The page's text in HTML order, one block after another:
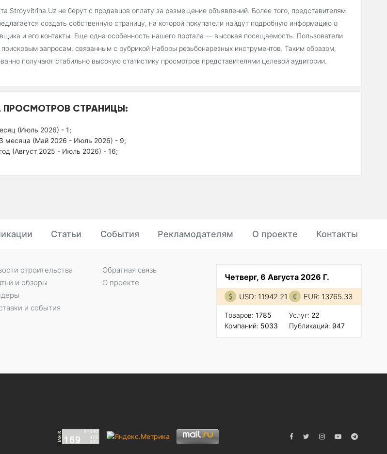
Stroyvitrina.Uz не берут с продавцов оплату за размещение объявлений. Более того, представителям
создать собственную страницу, на которой покупатели найдут подробную информацию о
и его контакты. Еще одна особенность нашего портала — высокая посещаемость. Пользователи
запросам, связанным с рубрикой Наборы резьбонарезных инструментов. Таким образом,
получают стабильно высокую статистику просмотров представителями целевой аудитории.
ПРОСМОТРОВ СТРАНИЦЫ:
(Июль 2026) - 1;
месяца (Май 2026 - Июль 2026) - 9;
(Август 2025 - Июль 2026) - 16;
Статьи События Рекламодателям О проекте Контакты
Четверг, 6 Августа 2026 Г.
USD: 11942.21 EUR: 13765.33
Товаров: 1785
Компаний: 5033
Услуг: 22
Публикаций: 947
строительства
и обзоры
и события
Обратная связь
О проекте